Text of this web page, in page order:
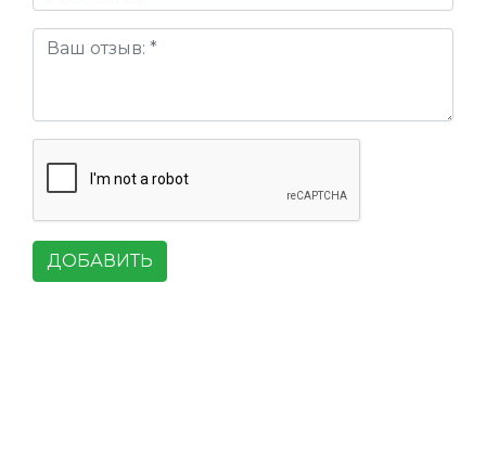
ДОБАВИТЬ